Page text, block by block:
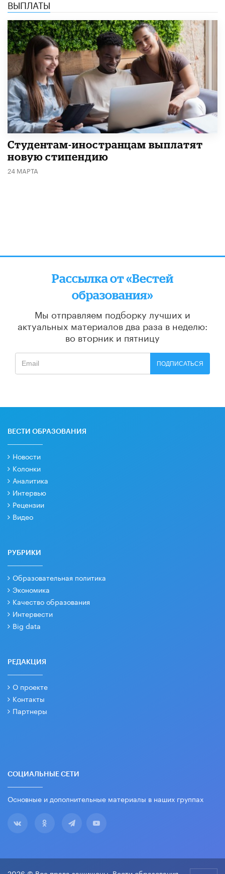
ВЫПЛАТЫ
Студентам-иностранцам выплатят
новую стипендию
24 МАРТА
Рассылка от «Вестей
образования»
Мы отправляем подборку лучших и
актуальных материалов два раза в неделю:
во вторник и пятницу
ПОДПИСАТЬСЯ
ВЕСТИ ОБРАЗОВАНИЯ
Новости
Колонки
Аналитика
Интервью
Рецензии
Видео
РУБРИКИ
Образовательная политика
Экономика
Качество образования
Интервести
Big data
РЕДАКЦИЯ
О проекте
Контакты
Партнеры
СОЦИАЛЬНЫЕ СЕТИ
Основные и дополнительные материалы в наших группах